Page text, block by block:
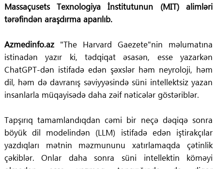
Massaçusets Texnologiya İnstitutunun (MIT) alimləri
tərəfindən araşdırma aparılıb.
Azmedinfo.az"The Harvard Gaezete"nin məlumatına
istinadən yazır ki, tədqiqat əsasən, esse yazarkən
ChatGPT-dən istifadə edən şəxslər həm neyroloji, həm
dil, həm də davranış səviyyəsində süni intellektsiz yazan
insanlarla müqayisədə daha zəif nəticələr göstəriblər.
Tapşırıq tamamlandıqdan cəmi bir neçə dəqiqə sonra
böyük dil modelindən (LLM) istifadə edən iştirakçılar
yazdıqları mətnin məzmununu xatırlamaqda çətinlik
çəkiblər. Onlar daha sonra süni intellektin köməyi